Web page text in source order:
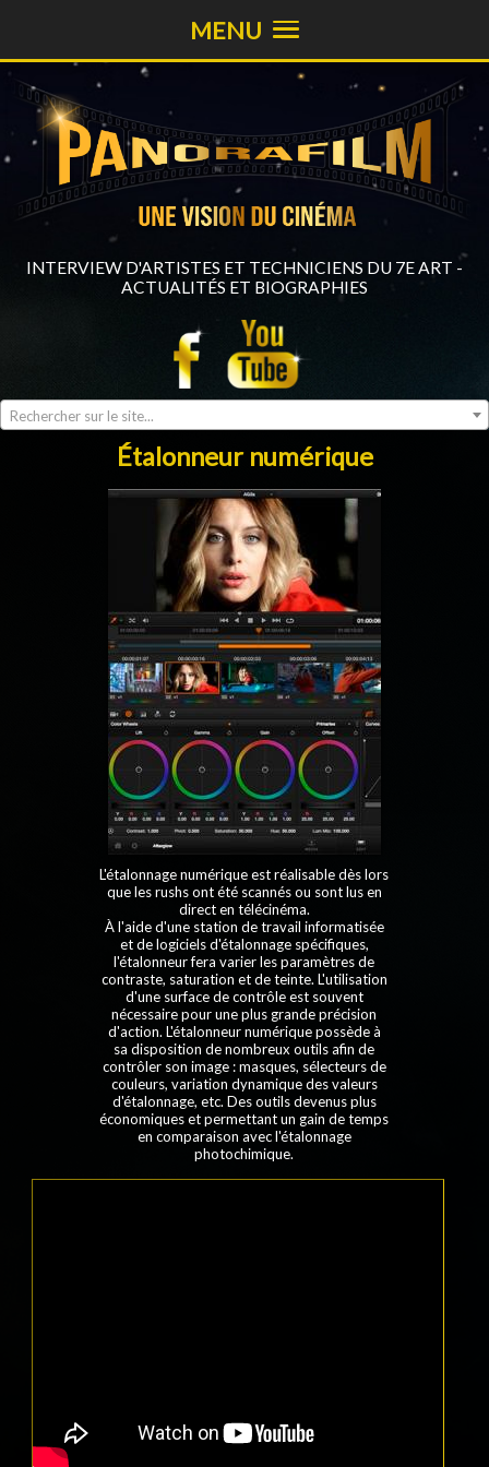
INTERVIEW D'ARTISTES ET TECHNICIENS DU 7E ART -
ACTUALITÉS ET BIOGRAPHIES
Rechercher sur le site...
MENU
Étalonneur numérique
L'étalonnage numérique est réalisable dès lors
que les rushs ont été scannés ou sont lus en
direct en télécinéma.
À l'aide d'une station de travail informatisée
et delogiciels d'étalonnagespécifiques,
l'étalonneur fera varier les paramètres de
contraste, saturation et de teinte. L'utilisation
d'une surface de contrôle est souvent
nécessaire pour une plus grande précision
d'action. L'étalonneur numérique possède à
sa disposition de nombreux outils afin de
contrôler son image : masques, sélecteurs de
couleurs, variation dynamique des valeurs
d'étalonnage, etc. Des outils devenus plus
économiques et permettant un gain de temps
en comparaison avec l'étalonnage
photochimique.